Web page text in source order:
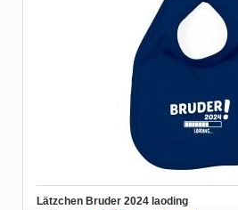
Lätzchen Bruder 2024 laoding